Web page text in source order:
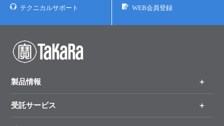
テクニカルサポート WEB会員登録
製品情報
製品一覧
受託サービス